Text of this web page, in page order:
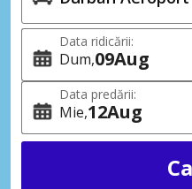
Data ridicării:
Dum 09Aug
Data predării:
Mie 12Aug